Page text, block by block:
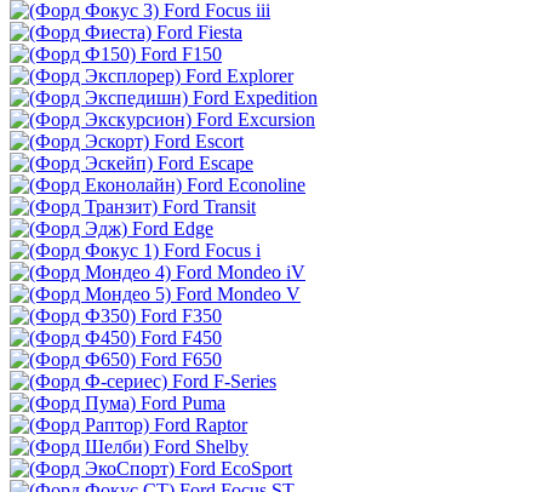
Ford Focus iii
Ford Fiesta
Ford F150
Ford Explorer
Ford Expedition
Ford Excursion
Ford Escort
Ford Escape
Ford Econoline
Ford Transit
Ford Edge
Ford Focus i
Ford Mondeo iV
Ford Mondeo V
Ford F350
Ford F450
Ford F650
Ford F-Series
Ford Puma
Ford Raptor
Ford Shelby
Ford EcoSport